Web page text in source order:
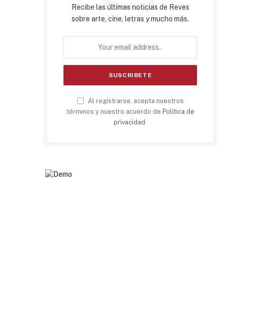
Recibe las últimas noticias de Reves
sobre arte, cine, letras y mucho más.
Al registrarse, acepta nuestros
términos y nuestro acuerdo de Política de
privacidad